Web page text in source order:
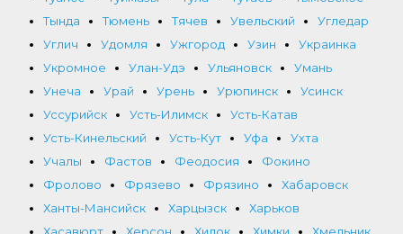
Тында
Тюмень Тячев Увельский
Угледар
Углич
Удомля Ужгород Узин
Украинка
Укромное
Улан-Удэ Ульяновск
Умань
Унеча
Урай Урень Урюпинск
Усинск
Уссурийск
Усть-Илимск
Усть-Катав
Усть-Кинельский
Усть-Кут Уфа
Ухта
Учалы
Фастов Феодосия
Фокино
Фролово
Фрязево Фрязино
Хабаровск
Ханты-Мансийск
Харцызск
Харьков